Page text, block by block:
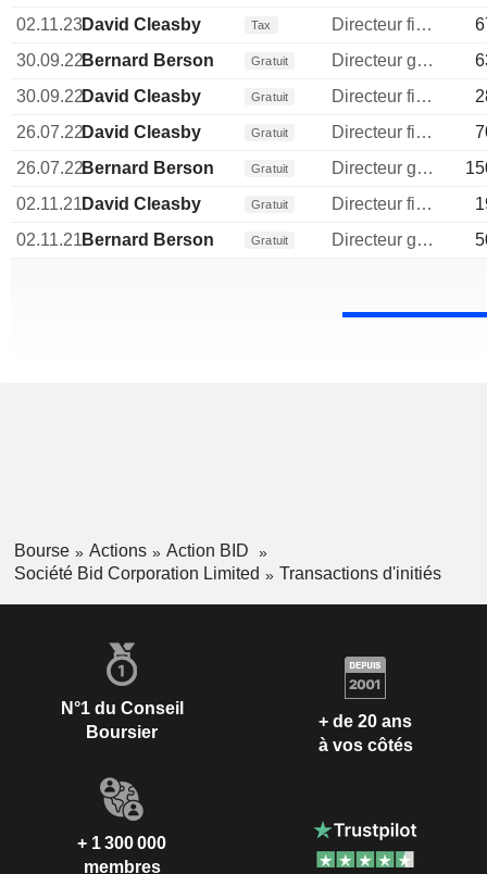
02.11.23David Cleasby Tax Directeur financier
30.09.22Bernard Berson Gratuit Directeur general
30.09.22David Cleasby Gratuit Directeur financier
26.07.22David Cleasby Gratuit Directeur financier
26.07.22Bernard Berson Gratuit Directeur general
02.11.21David Cleasby Gratuit Directeur financier
02.11.21Bernard Berson Gratuit Directeur general
Bourse Actions
Action BID
Société Bid Corporation Limited
Transactions d'initiés
N°1 du Conseil
Boursier
+ de 20 ans
à vos côtés
+ 1 300 000
membres